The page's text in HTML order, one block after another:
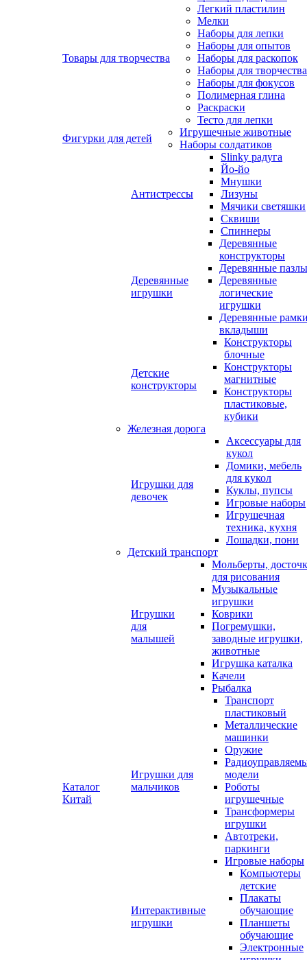
Товары для творчества
Легкий пластилин
Мелки
Наборы для лепки
Наборы для опытов
Наборы для раскопок
Наборы для творчества
Наборы для фокусов
Полимерная глина
Раскраски
Тесто для лепки
Фигурки для детей
Игрушечные животные
Наборы солдатиков
Каталог
Китай
Антистрессы
Slinky радуга
Йо-йо
Мнушки
Лизуны
Мячики светяшки
Сквиши
Спиннеры
Деревянные
игрушки
Деревянные
конструкторы
Деревянные
Деревянные
логические
игрушки
Деревянные
вкладыши
Детские
конструкторы
Конструкторы
блочные
Конструкторы
магнитные
Конструкторы
пластиковые,
кубики
Железная дорога
Игрушки для
девочек
Аксессуары для
кукол
Домики, мебель
для кукол
Куклы, пупсы
Игровые наборы
Игрушечная
техника, кухня
Лошадки, пони
Детский транспорт
Игрушки
для
малышей
Мольберты,
для рисования
Музыкальные
игрушки
Коврики
Погремушки,
заводные игрушки,
животные
Игрушка каталка
Качели
Рыбалка
Игрушки для
мальчиков
Транспорт
пластиковый
Металлические
машинки
Оружие
модели
Роботы
игрушечные
Трансформеры
игрушки
Автотреки,
паркинги
Игровые наборы
Интерактивные
игрушки
Компьютеры
детские
Плакаты
обучающие
Планшеты
обучающие
Электронные